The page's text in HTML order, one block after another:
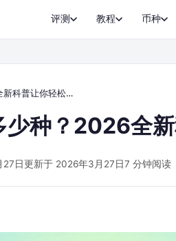
评测 教程 币种
普让你轻松搞懂
少种？2026全
27日更新于 2026年3月27日7 分钟阅读